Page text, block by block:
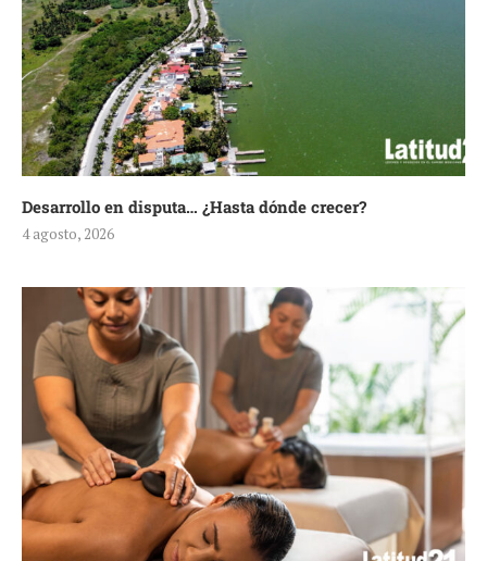
Desarrollo en disputa… ¿Hasta dónde crecer?
4 agosto, 2026